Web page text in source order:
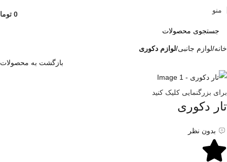
منو 0
خانه لوازم جانبی لوازم دکوری
بازگشت به محصولات
برای بزرگنمایی کلیک کنید
تار دکوری
بدون نظر